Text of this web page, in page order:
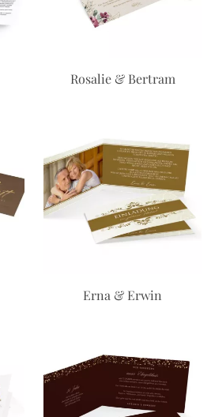
Rosalie & Bertram
Erna & Erwin